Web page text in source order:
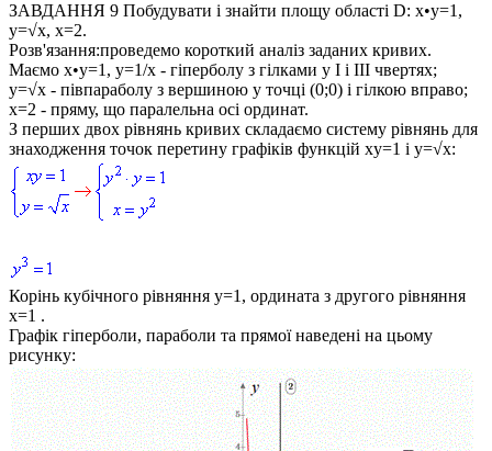
ЗАВДАННЯ 9 Побудувати і знайти площу області D: x•y=1,
y=√x, x=2.
Розв'язання:проведемо короткий аналіз заданих кривих.
Маємо x•y=1, y=1/x - гіперболу з гілками у І і ІІІ чвертях;
y=√x - півпараболу з вершиною у точці (0;0) і гілкою вправо;
x=2 - пряму, що паралельна осі ординат.
З перших двох рівнянь кривих складаємо систему рівнянь для
знаходження точок перетину графіків функцій xy=1 і y=√x:
Корінь кубічного рівняння y=1, ордината з другого рівняння
x=1 .
Графік гіперболи, параболи та прямої наведені на цьому
рисунку: